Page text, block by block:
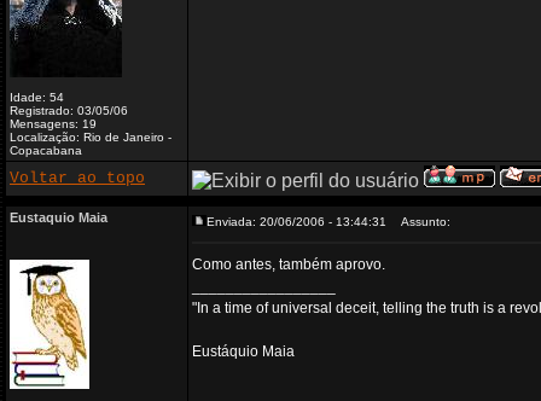
Idade: 54
Registrado: 03/05/06
Mensagens: 19
Localização: Rio de Janeiro -
Copacabana
Voltar ao topo
Eustaquio Maia Enviada: 20/06/2006 - 13:44:31 Assunto:
Como antes, também aprovo.
"In a time of universal deceit, telling the truth is a
Eustáquio Maia